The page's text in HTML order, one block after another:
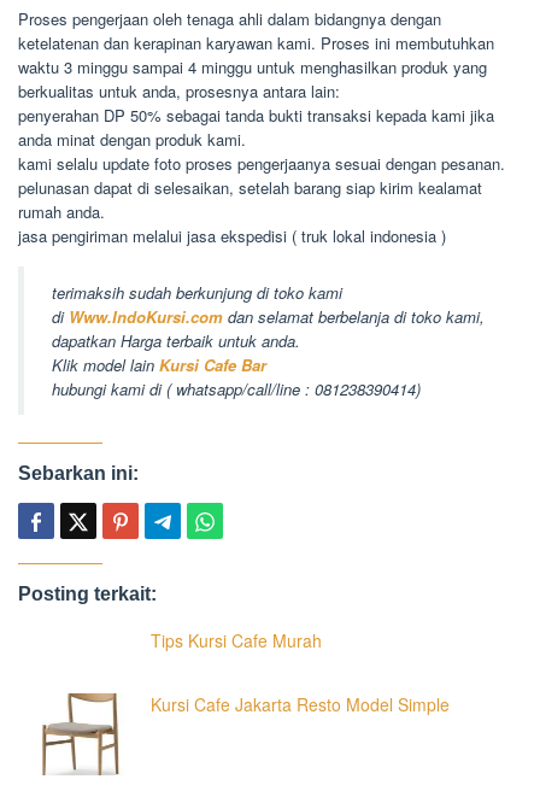
Proses pengerjaan oleh tenaga ahli dalam bidangnya dengan
ketelatenan dan kerapinan karyawan kami. Proses ini membutuhkan
waktu 3 minggu sampai 4 minggu untuk menghasilkan produk yang
berkualitas untuk anda, prosesnya antara lain:
penyerahan DP 50% sebagai tanda bukti transaksi kepada kami jika
anda minat dengan produk kami.
kami selalu update foto proses pengerjaanya sesuai dengan pesanan.
pelunasan dapat di selesaikan, setelah barang siap kirim kealamat
rumah anda.
jasa pengiriman melalui jasa ekspedisi ( truk lokal indonesia )
terimaksih sudah berkunjung di toko kami
di Www.IndoKursi.com dan selamat berbelanja di toko kami,
dapatkan Harga terbaik untuk anda.
Klik model lain Kursi Cafe Bar
hubungi kami di ( whatsapp/call/line : 081238390414)
Sebarkan ini:
Posting terkait:
Tips Kursi Cafe Murah
Kursi Cafe Jakarta Resto Model Simple